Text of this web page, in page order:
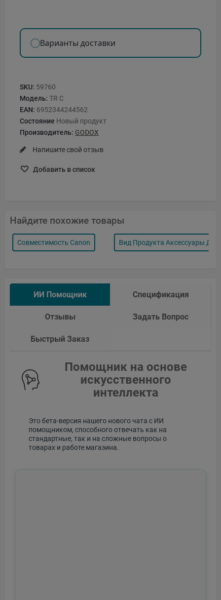
Варианты доставки
SKU: 59760
Модель: TR C
EAN: 6952344244562
Состояние Новый продукт
Производитель: GODOX
Напишите свой отзыв
Добавить в список
Найдите похожие товары
Совместимость Canon Вид Продукта Аксессуары
ИИ Помощник Спецификация
Отзывы Задать Вопрос
Быстрый Заказ
Помощник на основе
искусственного
интеллекта
Это бета-версия нашего нового чата с ИИ
помощником, способного отвечать как на
стандартные, так и на сложные вопросы о
товарах и работе магазина.